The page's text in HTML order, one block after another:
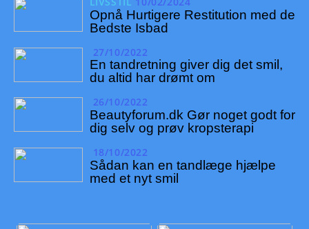
Opnå Hurtigere Restitution med de
Bedste Isbad
27/10/2022
En tandretning giver dig det smil,
du altid har drømt om
26/10/2022
Beautyforum.dk Gør noget godt for
dig selv og prøv kropsterapi
18/10/2022
Sådan kan en tandlæge hjælpe
med et nyt smil